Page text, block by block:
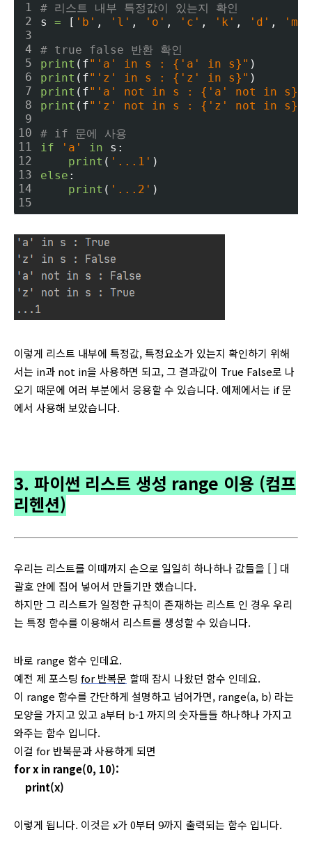
1
2
3
4
5
6
7
8
9
10
11
12
13
14
15
# 리스트 내부 특정값이 있는지 확인
s = [ 'b' , 'l' , 'o' , 'c' , 'k' , 'd' , 'm'
# true false 반환 확인
print (f"'a' in s : {'a' in s}" )
print (f"'z' in s : {'z' in s}" )
print (f"'a' not in s : {'a' not in s}"
print (f"'z' not in s : {'z' not in s}"
# if 문에 사용
if
'a' in s:
print ( '...1' )
else :
print ( '...2' )
이렇게 리스트 내부에 특정값, 특정요소가 있는지 확인하기 위해
서는 in과 not in을 사용하면 되고, 그 결과값이 True False로 나
오기 때문에 여러 부분에서 응용할 수 있습니다. 예제에서는 if 문
에서 사용해 보았습니다.
3. 파이썬 리스트 생성 range 이용 (컴프
리헨션)
우리는 리스트를 이때까지 손으로 일일히 하나하나 값들을 [ ] 대
괄호 안에 집어 넣어서 만들기만 했습니다.
하지만 그 리스트가 일정한 규칙이 존재하는 리스트 인 경우 우리
는 특정 함수를 이용해서 리스트를 생성할 수 있습니다.
바로 range 함수 인데요.
예전 제 포스팅 for 반복문 할때 잠시 나왔던 함수 인데요.
이 range 함수를 간단하게 설명하고 넘어가면, range(a, b) 라는
모양을 가지고 있고 a부터 b-1 까지의 숫자들들 하나하나 가지고
와주는 함수 입니다.
이걸 for 반복문과 사용하게 되면
for x in range(0, 10):
print(x)
이렇게 됩니다. 이것은 x가 0부터 9까지 출력되는 함수 입니다.